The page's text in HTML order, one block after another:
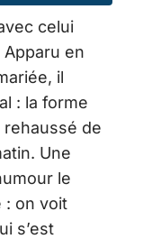
celui
Apparu en
il
: la forme
rehaussé de
Une
le
: on voit
s’est